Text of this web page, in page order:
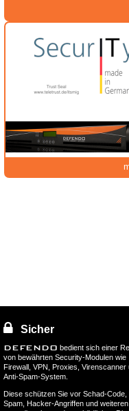
Sicher
DEFENDO bedient sich einer
von bewährten Security-Modulen wie
Firewall, VPN, Proxies, Virenscanner
Anti-Spam-System.
Diese schützen Sie vor Schad-Code,
Spam, Hacker-Angriffen und weiteren